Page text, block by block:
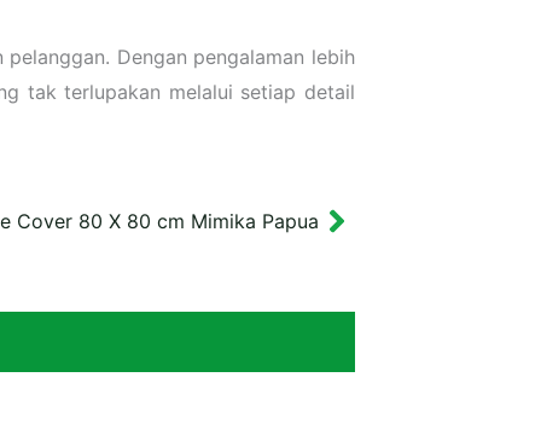
Dengan pengalaman lebih
tak terlupakan melalui setiap detail
Cover 80 X 80 cm Mimika Papua Next